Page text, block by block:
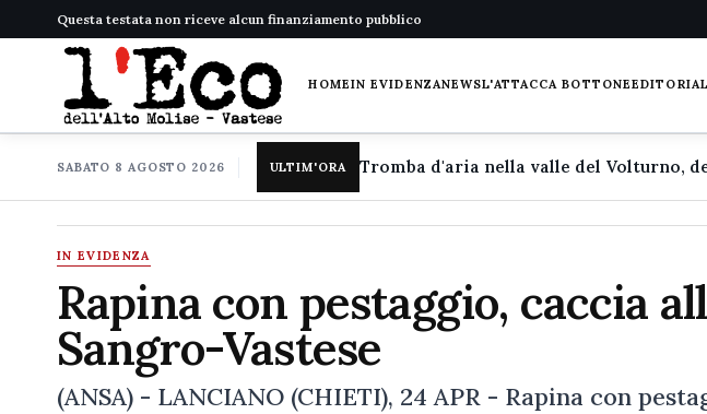
Questa testata non riceve alcun finanziamento pubblico
HOMEIN EVIDENZANEWSL'ATTACCA BOTTONE
SABATO 8 AGOSTO 2026 ULTIM'ORA
IN EVIDENZA
Rapina con pestaggio, caccia
Sangro-Vastese
(ANSA) - LANCIANO (CHIETI), 24 APR - Rapina con